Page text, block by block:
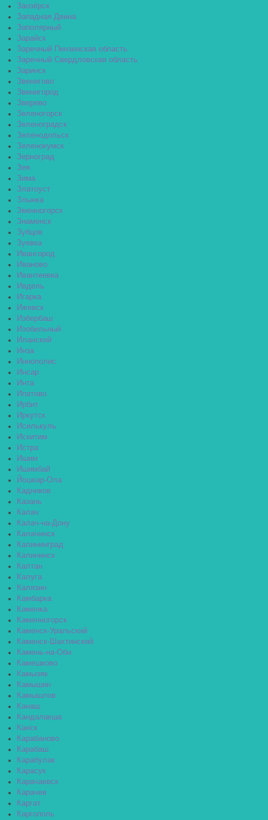
Заозёрск
Западная Двина
Заполярный
Зарайск
Заречный Пензенская область
Заречный Свердловская область
Заринск
Звенигово
Звенигород
Зверево
Зеленогорск
Зеленоградск
Зеленодольск
Зеленокумск
Зерноград
Зея
Зима
Златоуст
Злынка
Змеиногорск
Знаменск
Зубцов
Зуевка
Ивангород
Иваново
Ивантеевка
Ивдель
Игарка
Ижевск
Избербаш
Изобильный
Иланский
Инза
Иннополис
Инсар
Инта
Ипатово
Ирбит
Иркутск
Исилькуль
Искитим
Истра
Ишим
Ишимбай
Йошкар-Ола
Кадников
Казань
Калач
Калач-на-Дону
Калачинск
Калининград
Калининск
Калтан
Калуга
Калязин
Камбарка
Каменка
Каменногорск
Каменск-Уральский
Каменск-Шахтинский
Камень-на-Оби
Камешково
Камызяк
Камышин
Камышлов
Канаш
Кандалакша
Канск
Карабаново
Карабаш
Карабулак
Карасук
Карачаевск
Карачев
Каргат
Каргополь